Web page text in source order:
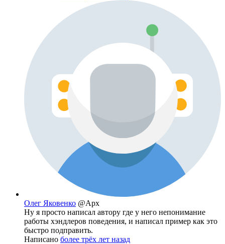
Олег Яковенко @Apx
Ну я просто написал автору где у него непонимание
работы хэндлеров поведения, и написал пример как это
быстро подправить.
Написано более трёх лет назад